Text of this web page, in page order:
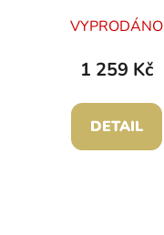
VYPRODÁNO
1 259 Kč
DETAIL